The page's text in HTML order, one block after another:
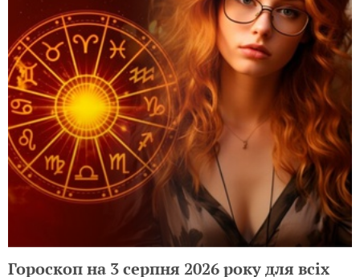
Гороскоп на 3 серпня 2026 року для всіх